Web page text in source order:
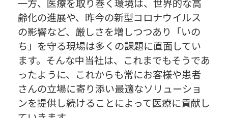
一方、医療を取り巻く環境は、世界的な高
齢化の進展や、昨今の新型コロナウイルス
の影響など、厳しさを増しつつあり「いの
ち」を守る現場は多くの課題に直面してい
ます。そんな中当社は、これまでもそうであ
ったように、これからも常にお客様や患者
さんの立場に寄り添い最適なソリューショ
ンを提供し続けることによって医療に貢献し